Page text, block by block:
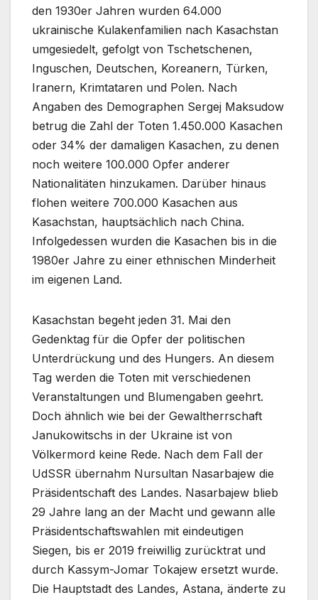
den 1930er Jahren wurden 64.000
ukrainische Kulakenfamilien nach Kasachstan
umgesiedelt, gefolgt von Tschetschenen,
Inguschen, Deutschen, Koreanern, Türken,
Iranern, Krimtataren und Polen. Nach
Angaben des Demographen Sergej Maksudow
betrug die Zahl der Toten 1.450.000 Kasachen
oder 34% der damaligen Kasachen, zu denen
noch weitere 100.000 Opfer anderer
Nationalitäten hinzukamen. Darüber hinaus
flohen weitere 700.000 Kasachen aus
Kasachstan, hauptsächlich nach China.
Infolgedessen wurden die Kasachen bis in die
1980er Jahre zu einer ethnischen Minderheit
im eigenen Land.
Kasachstan begeht jeden 31. Mai den
Gedenktag für die Opfer der politischen
Unterdrückung und des Hungers. An diesem
Tag werden die Toten mit verschiedenen
Veranstaltungen und Blumengaben geehrt.
Doch ähnlich wie bei der Gewaltherrschaft
Janukowitschs in der Ukraine ist von
Völkermord keine Rede. Nach dem Fall der
UdSSR übernahm Nursultan Nasarbajew die
Präsidentschaft des Landes. Nasarbajew blieb
29 Jahre lang an der Macht und gewann alle
Präsidentschaftswahlen mit eindeutigen
Siegen, bis er 2019 freiwillig zurücktrat und
durch Kassym-Jomar Tokajew ersetzt wurde.
Die Hauptstadt des Landes, Astana, änderte zu